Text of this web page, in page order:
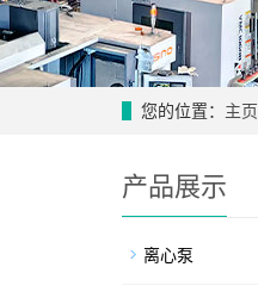
您的位置： 主页
产品展示
离心泵